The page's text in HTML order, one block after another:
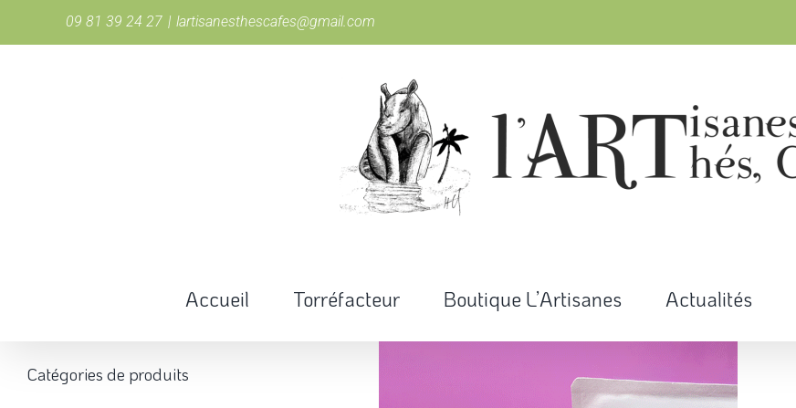
09 81 39 24 27 | lartisanesthescafes@gmail.com
Accueil Torréfacteur Boutique L’Artisanes Actualités
Catégories de produits